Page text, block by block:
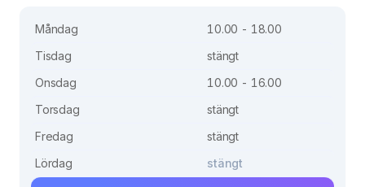
Måndag
10.00 - 18.00
Tisdag
stängt
Onsdag
10.00 - 16.00
Torsdag
stängt
Fredag
stängt
Lördag
stängt